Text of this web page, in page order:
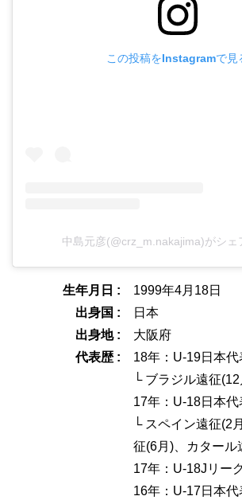
この投稿をInstagramで見
中島元彦(@crz_m.nakajima)がシェ
生年月日 :
1999年4月18日
出身国 :
日本
出身地 :
大阪府
代表歴 :
18年：U-19日本代
└ ブラジル遠征
17年：U-18日本代
└ スペイン遠征(2
征(6月)、カタール
17年：U-18Jリー
16年：U-17日本代